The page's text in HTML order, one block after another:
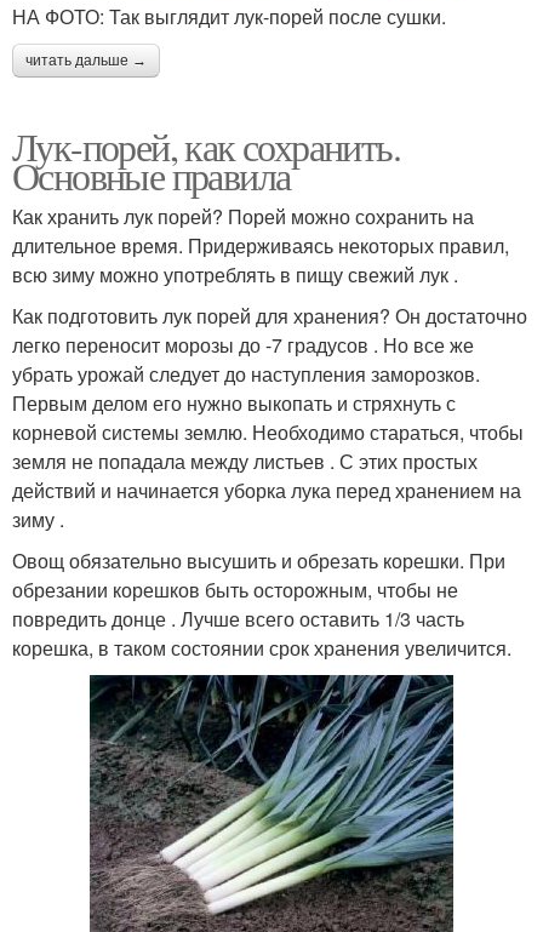
НА ФОТО: Так выглядит лук-порей после сушки.
читать дальше →
Лук-порей, как сохранить.
Основные правила
Как хранить лук порей? Порей можно сохранить на
длительное время. Придерживаясь некоторых правил,
всю зиму можно употреблять в пищу свежий лук .
Как подготовить лук порей для хранения? Он достаточно
легко переносит морозы до -7 градусов . Но все же
убрать урожай следует до наступления заморозков.
Первым делом его нужно выкопать и стряхнуть с
корневой системы землю. Необходимо стараться, чтобы
земля не попадала между листьев . С этих простых
действий и начинается уборка лука перед хранением на
зиму .
Овощ обязательно высушить и обрезать корешки. При
обрезании корешков быть осторожным, чтобы не
повредить донце . Лучше всего оставить 1/3 часть
корешка, в таком состоянии срок хранения увеличится.